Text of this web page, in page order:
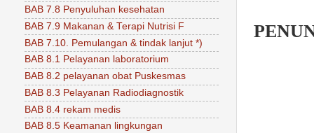
BAB 7.8 Penyuluhan kesehatan
BAB 7.9 Makanan & Terapi Nutrisi F
BAB 7.10. Pemulangan & tindak lanjut *)
BAB 8.1 Pelayanan laboratorium
BAB 8.2 pelayanan obat Puskesmas
BAB 8.3 Pelayanan Radiodiagnostik
BAB 8.4 rekam medis
BAB 8.5 Keamanan lingkungan